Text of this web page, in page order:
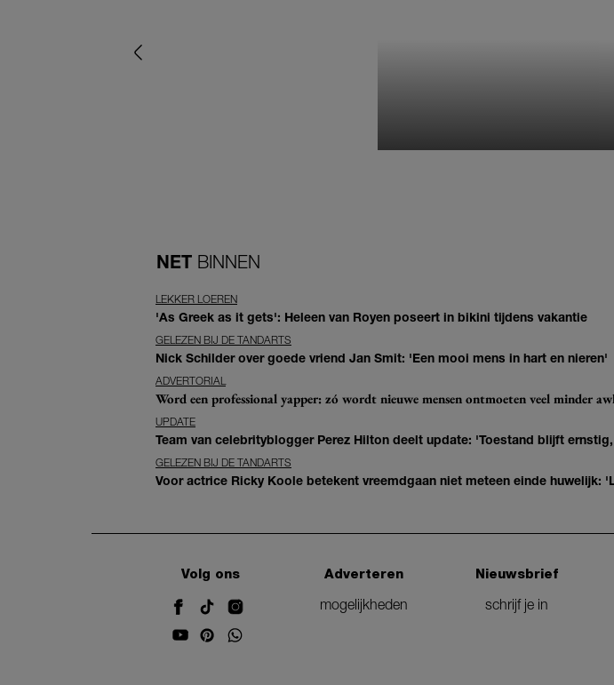
NET BINNEN
LEKKER LOEREN
'As Greek as it gets': Heleen van Royen poseert in bikini tijdens vakantie
GELEZEN BIJ DE TANDARTS
Nick Schilder over goede vriend Jan Smit: 'Een mooi mens in hart en nieren'
ADVERTORIAL
Word een professional yapper: zó wordt nieuwe mensen ontmoeten veel minder
UPDATE
Team van celebrityblogger Perez Hilton deelt update: 'Toestand blijft
GELEZEN BIJ DE TANDARTS
Voor actrice Ricky Koole betekent vreemdgaan niet meteen einde huwelijk:
Volg ons
Adverteren
mogelijkheden
Nieuwsbrief
schrijf je in